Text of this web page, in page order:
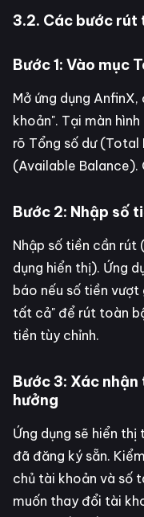
3.2. Các bước rút
Bước 1: Vào mục
Mở ứng dụng
khoản". Tại màn
rõ Tổng số dư (Total
(Available Balance).
Bước 2: Nhập số
Nhập số tiền cần rút
dụng hiển thị). Ứng
báo nếu số tiền vượt
tất cả" để rút toàn
tiền tùy chỉnh.
Bước 3: Xác
hưởng
Ứng dụng sẽ hiển thị
đã đăng ký sẵn.
chủ tài khoản và số
muốn thay đổi tài